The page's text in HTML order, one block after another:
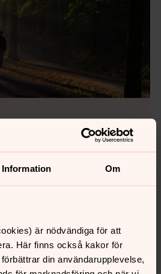
Information Om
är nödvändiga för att
Här finns också kakor för
din användarupplevelse,
på Uppsala stifts
i Uppsala stift.